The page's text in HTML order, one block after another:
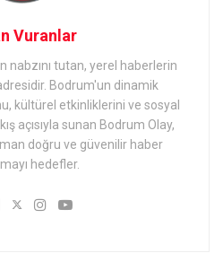
Vuranlar
nabzını tutan, yerel haberlerin
Bodrum'un dinamik
kültürel etkinliklerini ve sosyal
açısıyla sunan Bodrum Olay,
doğru ve güvenilir haber
hedefler.